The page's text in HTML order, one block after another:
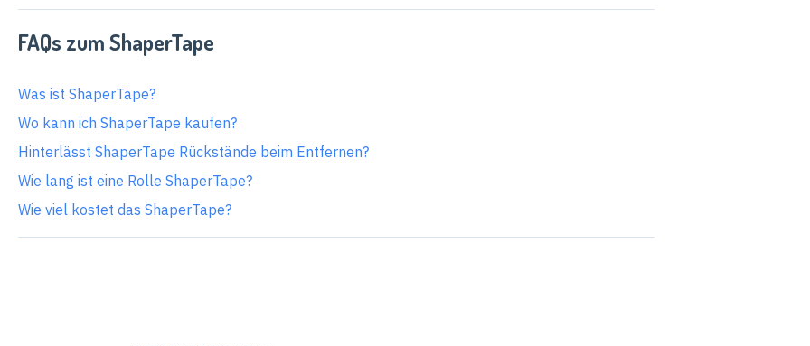
FAQs zum ShaperTape
Was ist ShaperTape?
Wo kann ich ShaperTape kaufen?
Hinterlässt ShaperTape Rückstände beim Entfernen?
Wie lang ist eine Rolle ShaperTape?
Wie viel kostet das ShaperTape?